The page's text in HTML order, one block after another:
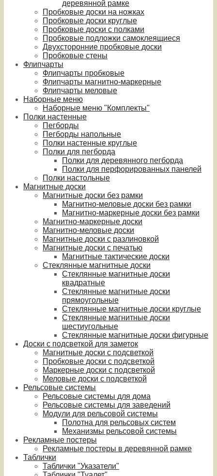
деревянной рамке
Пробковые доски на ножках
Пробковые доски круглые
Пробковые доски с полками
Пробковые подложки самоклеящиеся
Двухсторонние пробковые доски
Пробковые стены
Флипчарты
Флипчарты пробковые
Флипчарты магнитно-маркерные
Флипчарты меловые
Наборные меню
Наборные меню "Комплекты"
Полки настенные
Пегборды
Пегборды напольные
Полки настенные круглые
Полки для пегборда
Полки для деревянного пегборда
Полки для перфорированных панелей
Полки настольные
Магнитные доски
Магнитные доски без рамки
Магнитно-меловые доски без рамки
Магнитно-маркерные доски без рамки
Магнитно-маркерные доски
Магнитно-меловые доски
Магнитные доски с разлиновкой
Магнитные доски с печатью
Магнитные тактические доски
Стеклянные магнитные доски
Стеклянные магнитные доски
квадратные
Стеклянные магнитные доски
прямоугольные
Стеклянные магнитные доски круглые
Стеклянные магнитные доски
шестиугольные
Стеклянные магнитные доски фигурные
Доски с подсветкой для заметок
Магнитные доски с подсветкой
Пробковые доски с подсветкой
Маркерные доски с подсветкой
Меловые доски с подсветкой
Рельсовые системы
Рельсовые системы для дома
Рельсовые системы для заведений
Модули для рельсовой системы
Полотна для рельсовых систем
Механизмы рельсовой системы
Рекламные постеры
Рекламные постеры в деревянной рамке
Таблички
Таблички "Указатели"